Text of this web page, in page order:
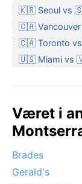
🇰🇷 Seoul vs
🇨🇦
🇨🇦 Toronto
🇺🇸 Miami vs
Været i
Brades
Gerald's